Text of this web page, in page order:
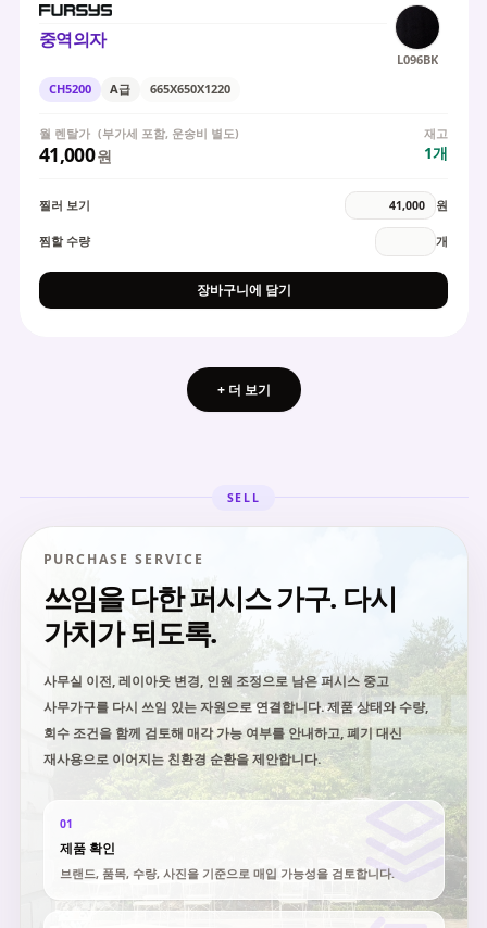
중역의자
L096BK
CH5200
A급 665X650X1220
월 렌탈가 (부가세 포함, 운송비 별도)
41,000원
재고
1개
찔러 보기 원
찜할 수량 개
장바구니에 담기
+ 더 보기
SELL
PURCHASE SERVICE
쓰임을 다한 퍼시스 가구. 다시
가치가 되도록.
사무실 이전, 레이아웃 변경, 인원 조정으로 남은 퍼시스 중고
사무가구를 다시 쓰임 있는 자원으로 연결합니다. 제품 상태와 수량,
회수 조건을 함께 검토해 매각 가능 여부를 안내하고, 폐기 대신
재사용으로 이어지는 친환경 순환을 제안합니다.
01
제품 확인
브랜드, 품목, 수량, 사진을 기준으로 매입 가능성을 검토합니다.